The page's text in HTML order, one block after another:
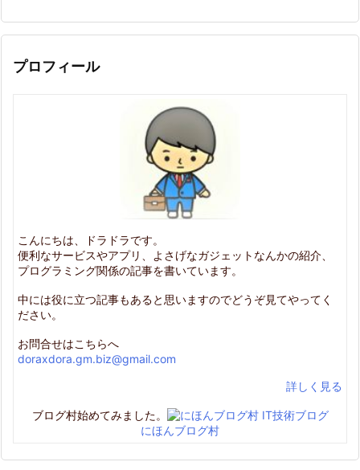
プロフィール
こんにちは、ドラドラです。
便利なサービスやアプリ、よさげなガジェットなんかの紹介、
プログラミング関係の記事を書いています。
中には役に立つ記事もあると思いますのでどうぞ見てやってく
ださい。
お問合せはこちらへ
doraxdora.gm.biz@gmail.com
詳しく見る
ブログ村始めてみました。
にほんブログ村